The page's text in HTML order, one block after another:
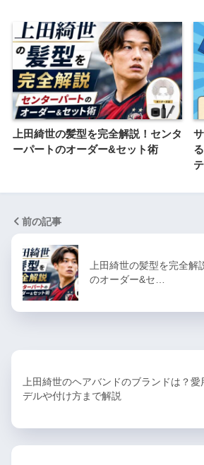
上田綺世の髪型を完全解説！センタ
ーパートのオーダー&セット術
前の記事
上田綺世の髪型を完全解
のオーダー&セ…
上田綺世のヘアバンドのブランドは？愛
デルや付け方まで解説